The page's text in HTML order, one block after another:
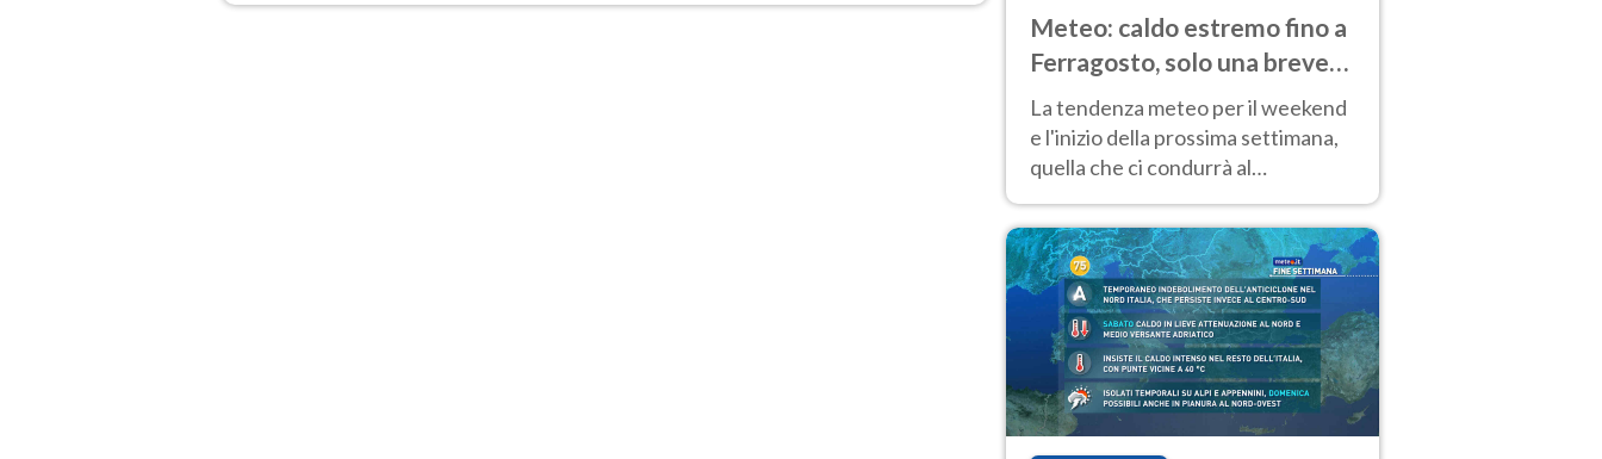
Meteo: caldo estremo fino a
Ferragosto, solo una breve
pausa. Ecco dove
La tendenza meteo per il weekend
e l'inizio della prossima settimana,
quella che ci condurrà al
temperature molto elevate